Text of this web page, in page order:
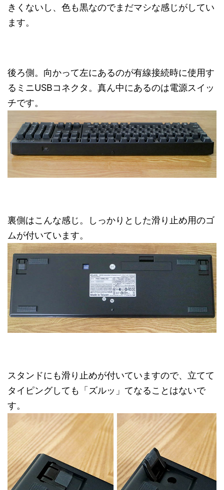
きくないし、色も黒なのでまだマシな感じがしてい
ます。
後ろ側。向かって左にあるのが有線接続時に使用す
るミニUSBコネクタ。真ん中にあるのは電源スイッ
チです。
裏側はこんな感じ。しっかりとした滑り止め用のゴ
ムが付いています。
スタンドにも滑り止めが付いていますので、立てて
タイピングしても「ズルッ」てなることはないで
す。